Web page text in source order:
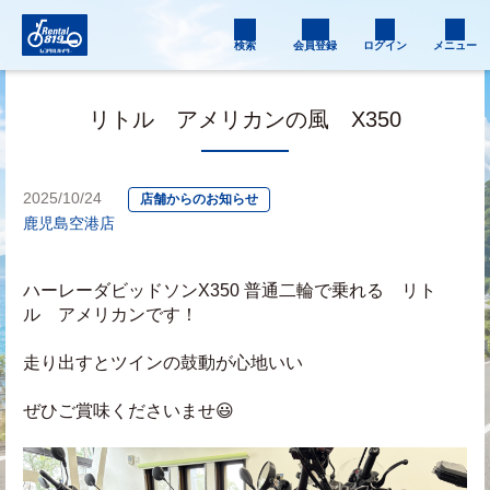
検索 会員登録 ログイン メニュー
リトル アメリカンの風 X350
2025/10/24 店舗からのお知らせ
鹿児島空港店
ハーレーダビッドソンX350 普通二輪で乗れる　リト
ル　アメリカンです！
走り出すとツインの鼓動が心地いい
ぜひご賞味くださいませ😃